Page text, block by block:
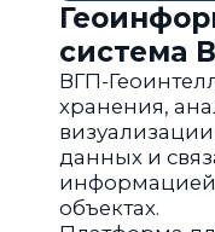
система
ВГП-
хранения,
данных и
объектах.